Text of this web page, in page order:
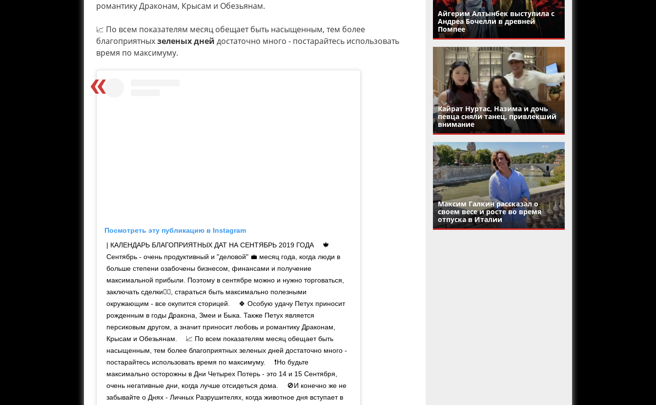
романтику Драконам, Крысам и Обезьянам.
📈 По всем показателям месяц обещает быть насыщенным, тем более
благоприятныхзеленых дней достаточно много - постарайтесь использовать
время по максимуму.
Посмотреть эту публикацию в Instagram
| КАЛЕНДАРЬ БЛАГОПРИЯТНЫХ ДАТ НА СЕНТЯБРЬ 2019 ГОДА ⠀ 🍁
Сентябрь - очень продуктивный и "деловой" 💼 месяц года, когда люди в
больше степени озабочены бизнесом, финансами и получение
максимальной прибыли. Поэтому в сентябре можно и нужно торговаться,
заключать сделки✍🏻, стараться быть максимально полезными
окружающим - все окупится сторицей. ⠀ 🍀 Особую удачу Петух приносит
рожденным в годы Дракона, Змеи и Быка. Также Петух является
персиковым другом, а значит приносит любовь и романтику Драконам,
Крысам и Обезьянам. ⠀ 📈 По всем показателям месяц обещает быть
насыщенным, тем более благоприятных зеленых дней достаточно много -
постарайтесь использовать время по максимуму. ⠀ ❗️Но будьте
максимально осторожны в Дни Четырех Потерь - это 14 и 15 Сентября,
очень негативные дни, когда лучше отсидеться дома. ⠀ 🚫И конечно же не
забывайте о Днях - Личных Разрушителях, когда животное дня вступает в
Айгерим Алтынбек выступила с
Андреа Бочелли в древней
Помпее
Кайрат Нуртас, Назима и дочь
певца сняли танец, привлекший
внимание
Максим Галкин рассказал о
своем весе и росте во время
отпуска в Италии